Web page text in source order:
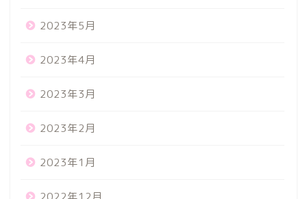
2023年5月
2023年4月
2023年3月
2023年2月
2023年1月